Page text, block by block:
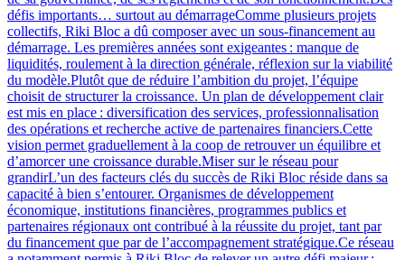
défis importants… surtout au démarrageComme plusieurs projets
collectifs, Riki Bloc a dû composer avec un sous-financement au
démarrage. Les premières années sont exigeantes : manque de
liquidités, roulement à la direction générale, réflexion sur la viabilité
du modèle.Plutôt que de réduire l’ambition du projet, l’équipe
choisit de structurer la croissance. Un plan de développement clair
est mis en place : diversification des services, professionnalisation
des opérations et recherche active de partenaires financiers.Cette
vision permet graduellement à la coop de retrouver un équilibre et
d’amorcer une croissance durable.Miser sur le réseau pour
grandirL’un des facteurs clés du succès de Riki Bloc réside dans sa
capacité à bien s’entourer. Organismes de développement
économique, institutions financières, programmes publics et
partenaires régionaux ont contribué à la réussite du projet, tant par
du financement que par de l’accompagnement stratégique.Ce réseau